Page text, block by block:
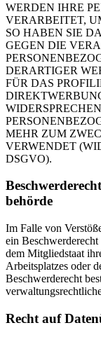
WERDEN IHRE
VERARBEITET,
SO HABEN SIE
GEGEN DIE
DERARTIGER
FÜR DAS
MEHR ZUM
VERWENDET
DSGVO).
behörde
Im Falle von
ein
dem Mitgliedstaat
Arbeitsplatzes oder
Beschwerderecht
Recht auf